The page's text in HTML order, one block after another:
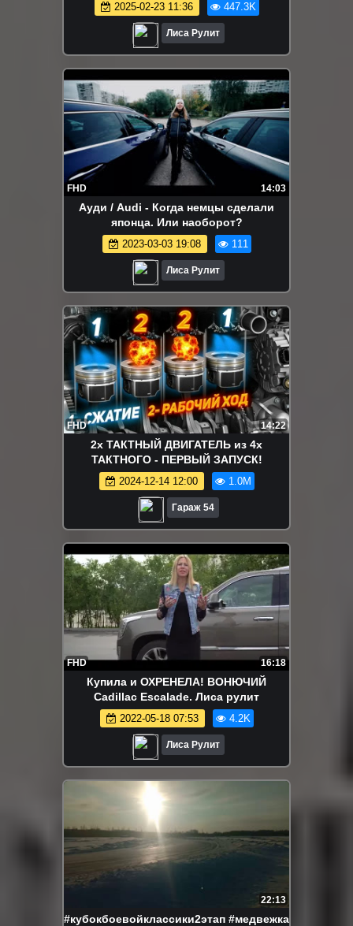
2025-02-23 11:36 447.3K
Лиса Рулит
FHD 14:03
Ауди / Audi - Когда немцы сделали
японца. Или наоборот?
2023-03-03 19:08 111
Лиса Рулит
FHD 14:22
2х ТАКТНЫЙ ДВИГАТЕЛЬ из 4х
ТАКТНОГО - ПЕРВЫЙ ЗАПУСК!
2024-12-14 12:00 1.0M
Гараж 54
FHD 16:18
Купила и ОХРЕНЕЛА! ВОНЮЧИЙ
Cadillac Escalade. Лиса рулит
2022-05-18 07:53 4.2K
Лиса Рулит
22:13
#кубокбоевойклассики2этап #медвежка